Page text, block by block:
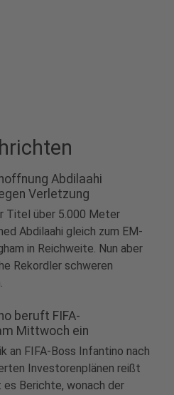
Abdilaahi
Verletzung
Titel über 5.000 Meter
Abdilaahi gleich zum EM-
in Reichweite. Nun aber
Rekordler schweren
beruft FIFA-
Mittwoch ein
an FIFA-Boss Infantino nach
Investorenplänen reißt
es Berichte, wonach der